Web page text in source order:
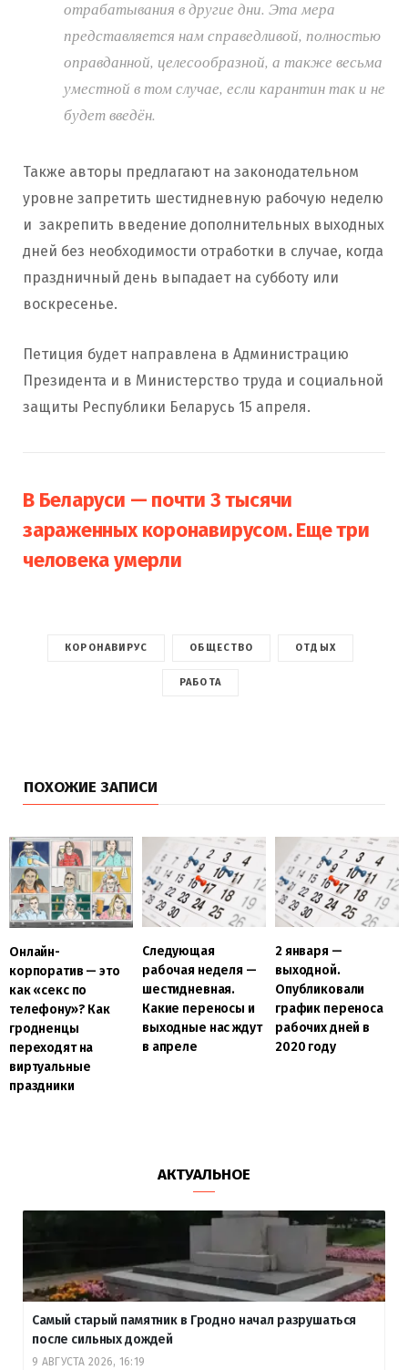
отрабатывания в другие дни. Эта мера
представляется нам справедливой, полностью
оправданной, целесообразной, а также весьма
уместной в том случае, если карантин так и не
будет введён.
Также авторы предлагают на законодательном
уровне запретить шестидневную рабочую неделю
и закрепить введение дополнительных выходных
дней без необходимости отработки в случае, когда
праздничный день выпадает на субботу или
воскресенье.
Петиция будет направлена в Администрацию
Президента и в Министерство труда и социальной
защиты Республики Беларусь 15 апреля.
В Беларуси — почти 3 тысячи
зараженных коронавирусом. Еще три
человека умерли
КОРОНАВИРУС ОБЩЕСТВО ОТДЫХ
РАБОТА
ПОХОЖИЕ ЗАПИСИ
Онлайн-
корпоратив — это
как «секс по
телефону»? Как
гродненцы
переходят на
виртуальные
праздники
Следующая
рабочая неделя —
шестидневная.
Какие переносы и
выходные нас ждут
в апреле
2 января —
выходной.
Опубликовали
график переноса
рабочих дней в
2020 году
АКТУАЛЬНОЕ
Самый старый памятник в Гродно начал разрушаться
после сильных дождей
9 АВГУСТА 2026, 16:19